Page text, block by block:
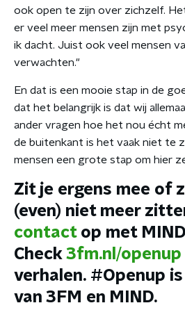
ook open te zijn over zichzelf.
er veel meer mensen zijn met
ik dacht. Juist ook veel mensen
verwachten."
En dat is een mooie stap in de
dat het belangrijk is dat wij
ander vragen hoe het nou écht
de buitenkant is het vaak niet te
mensen een grote stap om hier
Zit je ergens mee of
(even) niet meer
contactop met
Check 3fm.nl/openup
verhalen. #Openup
van 3FM en MIND.